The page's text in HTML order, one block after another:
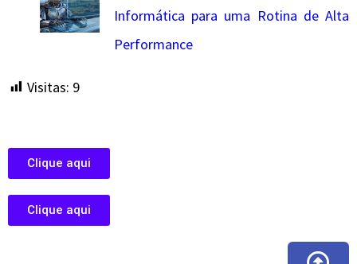
Informática para uma Rotina de Alta
Performance
Visitas: 9
Clique aqui
Clique aqui